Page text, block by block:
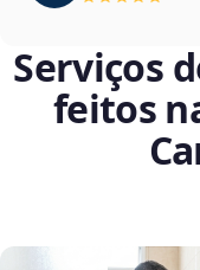
Serviços
feitos